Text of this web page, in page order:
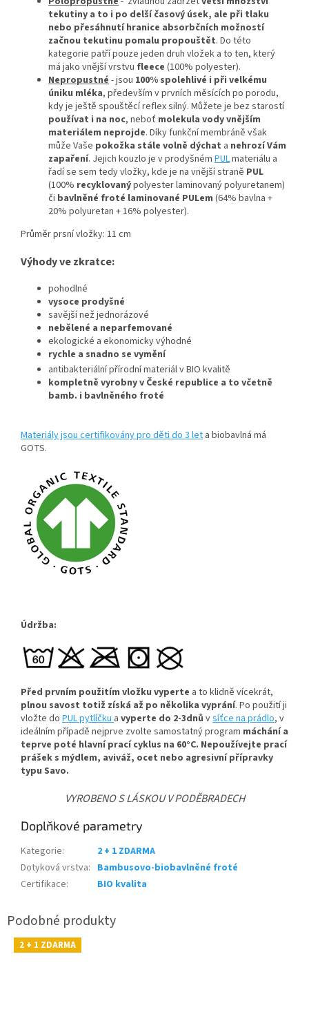
tekutiny a to i po delší časový úsek, ale při tlaku
nebo přesáhnutí hranice absorbčních možností
začnou tekutinu pomalu propouštět. Do této
kategorie patří pouze jeden druh vložek a to ten, který
má jako vnější vrstvu fleece (100% polyester).
Nepropustné - jsou 100% spolehlivé i při velkému
úniku mléka, především v prvních měsících po porodu,
kdy je ještě spouštěcí reflex silný. Můžete je bez starostí
používat i na noc, neboť molekula vody vnějším
materiálem neprojde. Díky funkční membráně však
může Vaše pokožka stále volně dýchat a nehrozí Vám
zapaření. Jejich kouzlo je v prodyšném PULmateriálu a
řadí se sem tedy vložky, kde je na vnější straně PUL
(100% recyklovanýpolyester laminovaný polyuretanem)
či bavlněné froté laminované PULem (64% bavlna +
20% polyuretan + 16% polyester).
Průměr prsní vložky: 11 cm
Výhody ve zkratce:
pohodlné
vysoce prodyšné
savější než jednorázové
nebělené a neparfemované
ekologické a ekonomicky výhodné
rychle a snadno se vymění
antibakteriální přírodní materiál v BIO kvalitě
kompletně vyrobny v České republice a to včetně
bamb. i bavlněného froté
Materiály jsou certifikovány pro děti do 3 let a biobavlná má
GOTS.
Údržba:
Před prvním použitím vložku vyperte a to klidně vícekrát,
plnou savost totiž získá až po několika vyprání. Po použití ji
vložte do PUL pytlíčku a vyperte do 2-3dnů vsíťce na prádlo, v
ideálním případě nejprve zvolte samostatný program máchání a
teprve poté hlavní prací cyklus na 60°C. Nepoužívejte prací
prášek s mýdlem, aviváž, ocet nebo agresivní přípravky
typu Savo.
VYROBENO S LÁSKOU V PODĚBRADECH
Doplňkové parametry
Kategorie:
2 + 1 ZDARMA
Dotyková vrstva: Bambusovo-biobavlněné froté
Certifikace: BIO kvalita
2 + 1 ZDARMA